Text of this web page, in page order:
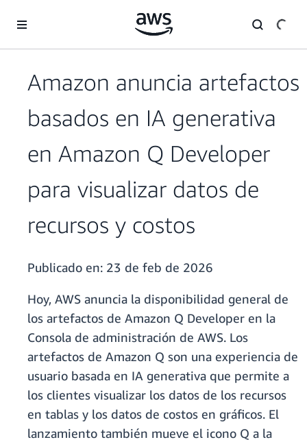
Amazon anuncia artefactos
basados en IA generativa
en Amazon Q Developer
para visualizar datos de
recursos y costos
Publicado en: 23 de feb de 2026
Hoy, AWS anuncia la disponibilidad general de
los artefactos de Amazon Q Developer en la
Consola de administración de AWS. Los
artefactos de Amazon Q son una experiencia de
usuario basada en IA generativa que permite a
los clientes visualizar los datos de los recursos
en tablas y los datos de costos en gráficos. El
lanzamiento también mueve el icono Q a la